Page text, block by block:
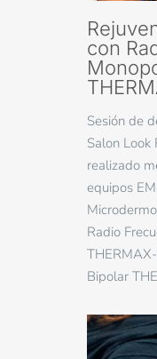
con
Sesión de
Salon Look
realizado
equipos
Radio
Bipolar